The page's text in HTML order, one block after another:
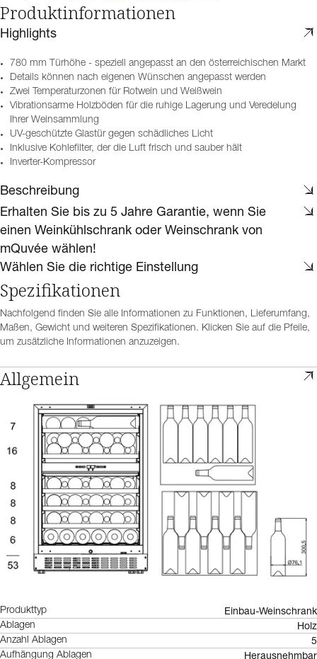
Produktinformationen
Highlights
780 mm Türhöhe - speziell angepasst an den österreichischen Markt
Details können nach eigenen Wünschen angepasst werden
Zwei Temperaturzonen für Rotwein und Weißwein
Vibrationsarme Holzböden für die ruhige Lagerung und Veredelung
Ihrer Weinsammlung
UV-geschützte Glastür gegen schädliches Licht
Inklusive Kohlefilter, der die Luft frisch und sauber hält
Inverter-Kompressor
Beschreibung
Erhalten Sie bis zu 5 Jahre Garantie, wenn Sie
einen Weinkühlschrank oder Weinschrank von
mQuvée wählen!
Wählen Sie die richtige Einstellung
Spezifikationen
Nachfolgend finden Sie alle Informationen zu Funktionen, Lieferumfang,
Maßen, Gewicht und weiteren Spezifikationen. Klicken Sie auf die Pfeile,
um zusätzliche Informationen anzuzeigen.
Allgemein
Produkttyp Einbau-Weinschrank
Ablagen Holz
Anzahl Ablagen 5
Aufhängung Ablagen Herausnehmbar